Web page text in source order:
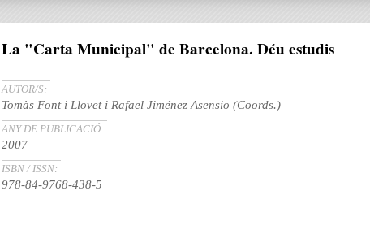
La "Carta Municipal" de Barcelona. Déu estudis
AUTOR/S:
Tomàs Font i Llovet i Rafael Jiménez Asensio (Coords.)
ANY DE PUBLICACIÓ:
2007
ISBN / ISSN:
978-84-9768-438-5